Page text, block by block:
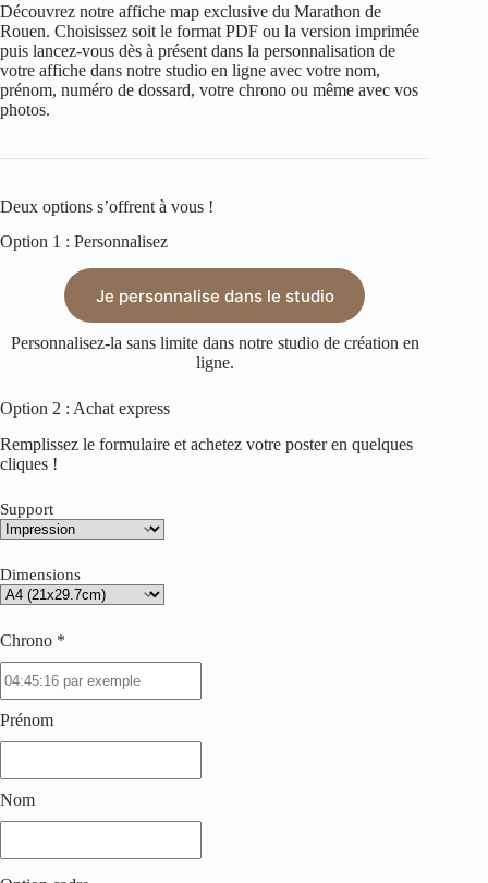
Découvrez notre affiche map exclusive du Marathon de
Rouen. Choisissez soit le format PDF ou la version imprimée
puis lancez-vous dès à présent dans la personnalisation de
votre affiche dans notre studio en ligne avec votre nom,
prénom, numéro de dossard, votre chrono ou même avec vos
photos.
Deux options s’offrent à vous !
Option 1 : Personnalisez
Je personnalise dans le studio
Personnalisez-la sans limite dans notre studio de création en
ligne.
Option 2 : Achat express
Remplissez le formulaire et achetez votre poster en quelques
cliques !
Support
Dimensions
Chrono *
Prénom
Nom